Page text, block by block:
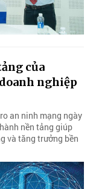
của
nghiệp
an ninh mạng ngày
nền tảng giúp
và tăng trưởng bền